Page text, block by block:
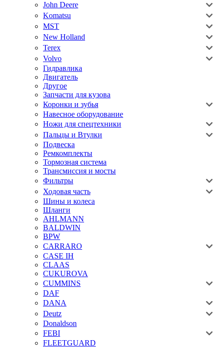
John Deere
Komatsu
MST
New Holland
Terex
Volvo
Гидравлика
Двигатель
Другое
Запчасти для кузова
Коронки и зубья
Навесное оборудование
Ножи для спецтехники
Пальцы и Втулки
Подвеска
Ремкомплекты
Тормозная система
Трансмиссия и мосты
Фильтры
Ходовая часть
Шины и колеса
Шланги
AHLMANN
BALDWIN
BPW
CARRARO
CASE IH
CLAAS
CUKUROVA
CUMMINS
DAF
DANA
Deutz
Donaldson
FEBI
FLEETGUARD